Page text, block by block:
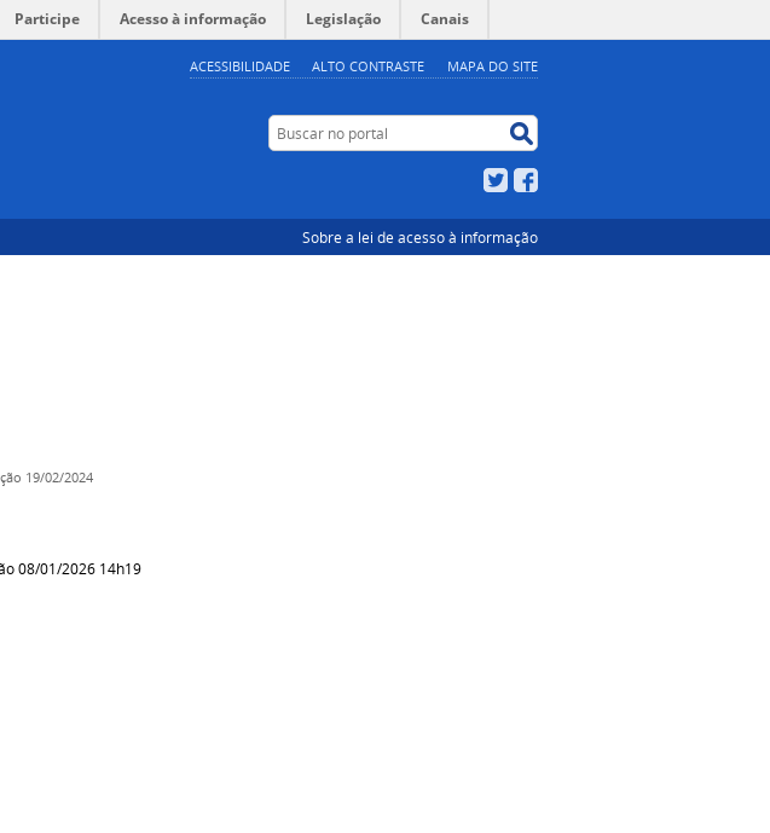
ACESSIBILIDADE ALTO CONTRASTE MAPA DO SITE
Participe Acesso à informação Legislação Canais
Buscar no portal
Twitter
Sobre a lei de acesso à informação
19/02/2024
08/01/2026 14h19